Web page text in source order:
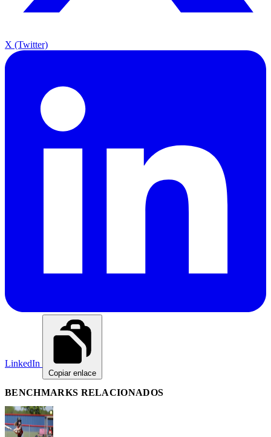
X (Twitter)
LinkedIn
Copiar enlace
BENCHMARKS RELACIONADOS